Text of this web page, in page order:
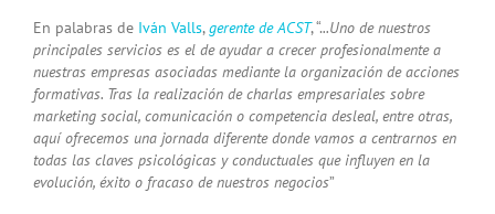
En palabras de Iván Valls,gerente de ACST, “...Uno de nuestros
principales servicios es el de ayudar a crecer profesionalmente a
nuestras empresas asociadas mediante la organización de acciones
formativas. Tras la realización de charlas empresariales sobre
marketing social, comunicación o competencia desleal, entre otras,
aquí ofrecemos una jornada diferente donde vamos a centrarnos en
todas las claves psicológicas y conductuales que influyen en la
evolución, éxito o fracaso de nuestros negocios”